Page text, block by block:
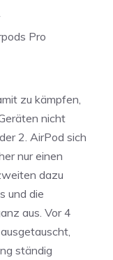
Pro
zu kämpfen,
nicht
2. AirPod sich
nur einen
dazu
und die
aus. Vor 4
ständig